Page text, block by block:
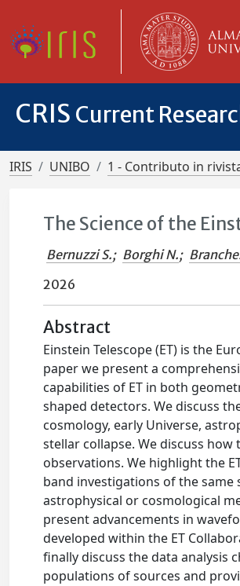
CRIS Current
IRIS UNIBO 1 - Contributo in
The Science of the
Bernuzzi S.; Borghi N.;
2026
Abstract
Einstein Telescope (ET) is the
paper we present a
capabilities of ET in both
shaped detectors. We discuss
cosmology, early Universe,
stellar collapse. We discuss
observations. We highlight the
band investigations of the
astrophysical or cosmological
present advancements in
developed within the ET
finally discuss the data analysis
populations of sources and